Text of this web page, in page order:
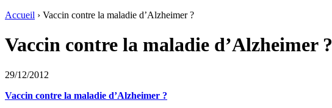
Accueil › Vaccin contre la maladie d’Alzheimer ?
Vaccin contre la maladie d’Alzheimer ?
29/12/2012
Vaccin contre la maladie d’Alzheimer ?